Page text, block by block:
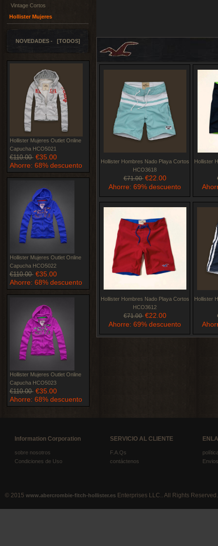
Vintage Cortos
Hollister Mujeres
NOVEDADES - [TODOS]
Hollister Mujeres Outlet Online
Capucha HCO5021
€110.00 €35.00
Ahorre: 68% descuento
Hollister Mujeres Outlet Online
Capucha HCO5022
€110.00 €35.00
Ahorre: 68% descuento
Hollister Mujeres Outlet Online
Capucha HCO5023
€110.00 €35.00
Ahorre: 68% descuento
Hollister Hombres Nado Playa Cortos
HCO3618
€71.00 €22.00
Ahorre: 69% descuento
Hollister
Hollister Hombres Nado Playa Cortos
HCO3612
€71.00 €22.00
Ahorre: 69% descuento
Hollister
Information Corporation
sobre nosotros
Condiciones de Uso
SERVICIO AL CLIENTE
F.A.Qs
contáctenos
© 2015 www.abercrombie-fitch-hollister.es Enterprises LLC.. All Rights Reserved.